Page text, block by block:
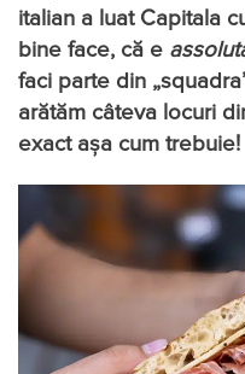
italian a luat Capitala
bine face, că e
faci parte din
arătăm câteva locuri
exact așa cum trebuie!